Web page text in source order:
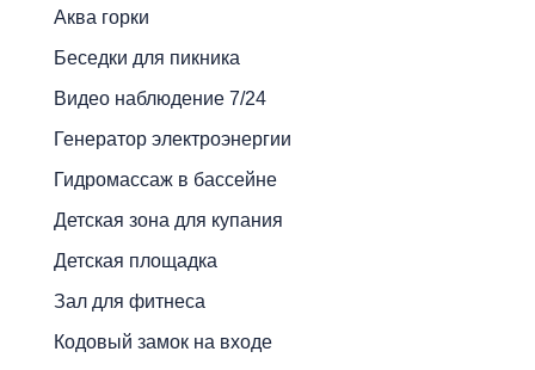
Аква горки
Беседки для пикника
Видео наблюдение 7/24
Генератор электроэнергии
Гидромассаж в бассейне
Детская зона для купания
Детская площадка
Зал для фитнеса
Кодовый замок на входе